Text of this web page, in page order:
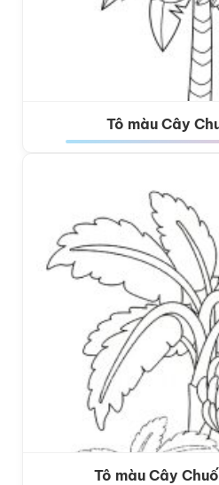
Tô màu Cây
Tô màu Cây